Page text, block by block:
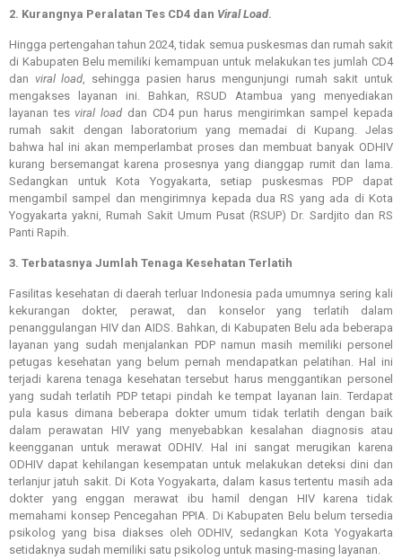
2. Kurangnya Peralatan Tes CD4 dan Viral Load.
Hingga pertengahan tahun 2024, tidak semua puskesmas dan rumah sakit
di Kabupaten Belu memiliki kemampuan untuk melakukan tes jumlah CD4
dan viral load, sehingga pasien harus mengunjungi rumah sakit untuk
mengakses layanan ini. Bahkan, RSUD Atambua yang menyediakan
layanan tesviral load dan CD4 pun harus mengirimkan sampel kepada
rumah sakit dengan laboratorium yang memadai di Kupang. Jelas
bahwa hal ini akan memperlambat proses dan membuat banyak ODHIV
kurang bersemangat karena prosesnya yang dianggap rumit dan lama.
Sedangkan untuk Kota Yogyakarta, setiap puskesmas PDP dapat
mengambil sampel dan mengirimnya kepada dua RS yang ada di Kota
Yogyakarta yakni, Rumah Sakit Umum Pusat (RSUP) Dr. Sardjito dan RS
Panti Rapih.
3. Terbatasnya Jumlah Tenaga Kesehatan Terlatih
Fasilitas kesehatan di daerah terluar Indonesia pada umumnya sering kali
kekurangan dokter, perawat, dan konselor yang terlatih dalam
penanggulangan HIV dan AIDS. Bahkan, di Kabupaten Belu ada beberapa
layanan yang sudah menjalankan PDP namun masih memiliki personel
petugas kesehatan yang belum pernah mendapatkan pelatihan. Hal ini
terjadi karena tenaga kesehatan tersebut harus menggantikan personel
yang sudah terlatih PDP tetapi pindah ke tempat layanan lain. Terdapat
pula kasus dimana beberapa dokter umum tidak terlatih dengan baik
dalam perawatan HIV yang menyebabkan kesalahan diagnosis atau
keengganan untuk merawat ODHIV. Hal ini sangat merugikan karena
ODHIV dapat kehilangan kesempatan untuk melakukan deteksi dini dan
terlanjur jatuh sakit. Di Kota Yogyakarta, dalam kasus tertentu masih ada
dokter yang enggan merawat ibu hamil dengan HIV karena tidak
memahami konsep Pencegahan PPIA. Di Kabupaten Belu belum tersedia
psikolog yang bisa diakses oleh ODHIV, sedangkan Kota Yogyakarta
setidaknya sudah memiliki satu psikolog untuk masing-masing layanan.